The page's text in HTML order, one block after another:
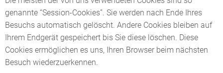
genannte “Session-Cookies”. Sie werden nach Ende Ihres
Besuchs automatisch gelöscht. Andere Cookies bleiben auf
Ihrem Endgerät gespeichert bis Sie diese löschen. Diese
Cookies ermöglichen es uns, Ihren Browser beim nächsten
Besuch wiederzuerkennen.